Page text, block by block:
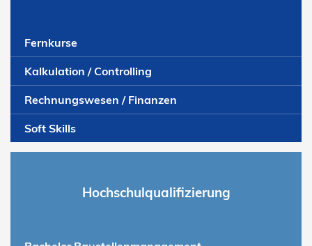
Fernkurse
Kalkulation / Controlling
Rechnungswesen / Finanzen
Soft Skills
Hochschulqualifizierung